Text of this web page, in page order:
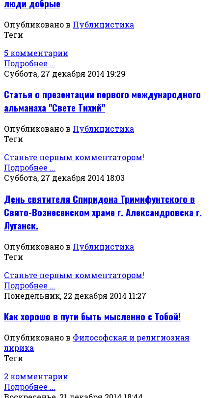
люди добрые
Опубликовано в Публицистика
Теги
5 комментарии
Подробнее ...
Суббота, 27 декабря 2014 19:29
Статья о презентации первого международного
альманаха "Свете Тихий"
Опубликовано в Публицистика
Теги
Станьте первым комментатором!
Подробнее ...
Суббота, 27 декабря 2014 18:03
День святителя Спиридона Тримифунтского в
Свято-Вознесенском храме г. Александровска г.
Луганск.
Опубликовано в Публицистика
Теги
Станьте первым комментатором!
Подробнее ...
Понедельник, 22 декабря 2014 11:27
Как хорошо в пути быть мысленно с Тобой!
Опубликовано в Философская и религиозная
лирика
Теги
2 комментарии
Подробнее ...